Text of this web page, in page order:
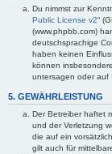
Du nimmst zur
Public License v2“
(www.phpbb.com)
deutschsprachige
haben keinen
können
untersagen oder auf
5. GEWÄHRLEISTUNG
Der Betreiber haftet
und der Verletzung
die auf ein
gilt auch für